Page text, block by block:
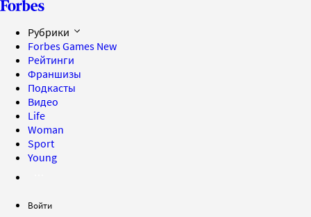
Рубрики
Forbes Games New
Рейтинги
Франшизы
Подкасты
Видео
Life
Woman
Sport
Young
Войти